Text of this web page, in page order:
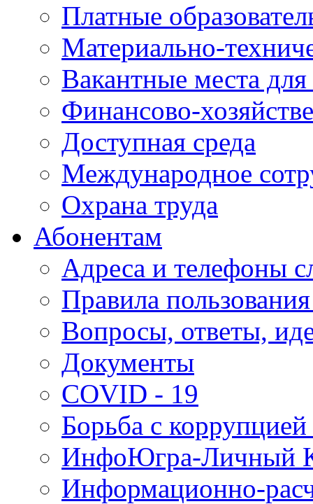
Платные
Материально-
Вакантные места
Финансово-
Доступная среда
Международное
Охрана труда
Абонентам
Адреса и телефоны
Правила
Вопросы, ответы,
Документы
COVID - 19
Борьба с
ИнфоЮгра-Личный
Информационно-